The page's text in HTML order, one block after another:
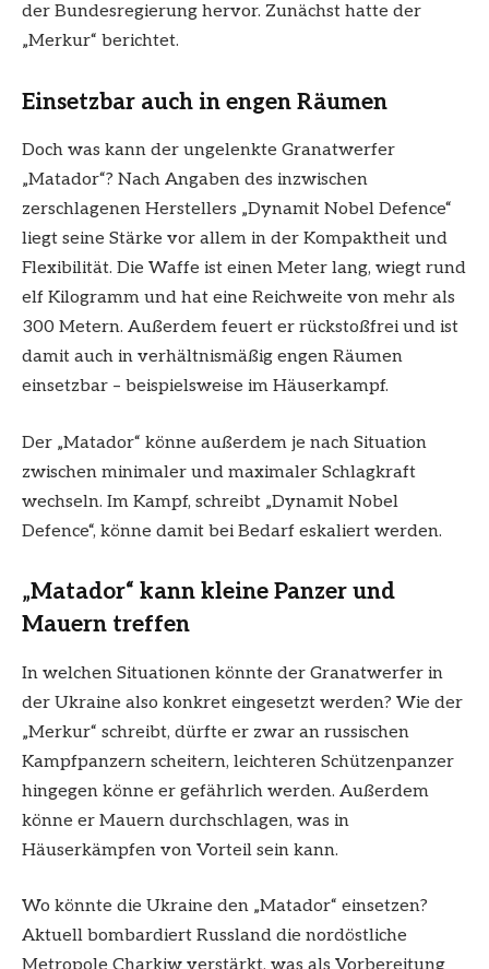
der Bundesregierung hervor. Zunächst hatte der
„Merkur“ berichtet.
Einsetzbar auch in engen Räumen
Doch was kann der ungelenkte Granatwerfer
„Matador“? Nach Angaben des inzwischen
zerschlagenen Herstellers „Dynamit Nobel Defence“
liegt seine Stärke vor allem in der Kompaktheit und
Flexibilität. Die Waffe ist einen Meter lang, wiegt rund
elf Kilogramm und hat eine Reichweite von mehr als
300 Metern. Außerdem feuert er rückstoßfrei und ist
damit auch in verhältnismäßig engen Räumen
einsetzbar – beispielsweise im Häuserkampf.
Der „Matador“ könne außerdem je nach Situation
zwischen minimaler und maximaler Schlagkraft
wechseln. Im Kampf, schreibt „Dynamit Nobel
Defence“, könne damit bei Bedarf eskaliert werden.
„Matador“ kann kleine Panzer und
Mauern treffen
In welchen Situationen könnte der Granatwerfer in
der Ukraine also konkret eingesetzt werden? Wie der
„Merkur“ schreibt, dürfte er zwar an russischen
Kampfpanzern scheitern, leichteren Schützenpanzer
hingegen könne er gefährlich werden. Außerdem
könne er Mauern durchschlagen, was in
Häuserkämpfen von Vorteil sein kann.
Wo könnte die Ukraine den „Matador“ einsetzen?
Aktuell bombardiert Russland die nordöstliche